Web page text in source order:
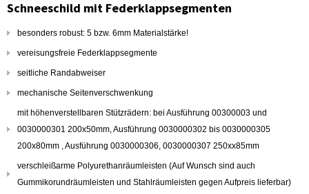
Schneeschild mit Federklappsegmenten
besonders robust: 5 bzw. 6mm Materialstärke!
vereisungsfreie Federklappsegmente
seitliche Randabweiser
mechanische Seitenverschwenkung
mit höhenverstellbaren Stützrädern: bei Ausführung 00300003 und
0030000301 200x50mm, Ausführung 0030000302 bis 0030000305
200x80mm , Ausführung 0030000306, 0030000307 250xx85mm
verschleißarme Polyurethanräumleisten (Auf Wunsch sind auch
Gummikorundräumleisten und Stahlräumleisten gegen Aufpreis lieferbar)